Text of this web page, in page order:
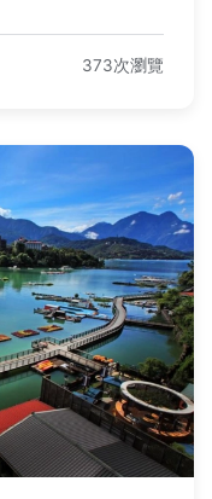
373次瀏覽